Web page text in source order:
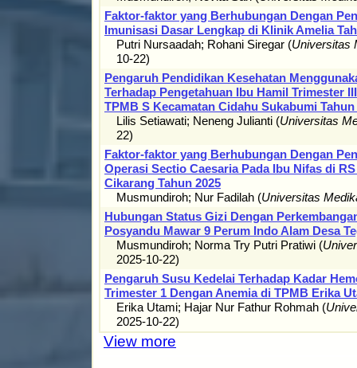
Faktor-faktor yang Berhubungan Dengan
Imunisasi Dasar Lengkap di Klinik Amelia
Putri Nursaadah; Rohani Siregar (Universitas
10-22)
Pengaruh Pendidikan Kesehatan
Terhadap Pengetahuan Ibu Hamil Trimester
TPMB S Kecamatan Cidahu Sukabumi Tahun
Lilis Setiawati; Neneng Julianti (Universitas
22)
Faktor-faktor yang Berhubungan Dengan
Operasi Sectio Caesaria Pada Ibu Nifas di
Cikarang Tahun 2025
Musmundiroh; Nur Fadilah (Universitas
Hubungan Status Gizi Dengan
Posyandu Mawar 9 Perum Indo Alam Desa
Musmundiroh; Norma Try Putri Pratiwi (
2025-10-22)
Pengaruh Susu Kedelai Terhadap Kadar
Trimester 1 Dengan Anemia di TPMB Erika
Erika Utami; Hajar Nur Fathur Rohmah (
2025-10-22)
View more